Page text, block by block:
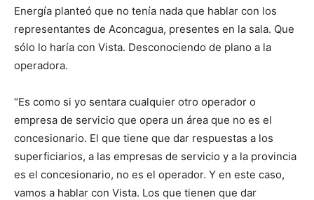
Energía planteó que no tenía nada que hablar con los
representantes de Aconcagua, presentes en la sala. Que
sólo lo haría con Vista. Desconociendo de plano a la
operadora.
“Es como si yo sentara cualquier otro operador o
empresa de servicio que opera un área que no es el
concesionario. El que tiene que dar respuestas a los
superficiarios, a las empresas de servicio y a la provincia
es el concesionario, no es el operador. Y en este caso,
vamos a hablar con Vista. Los que tienen que dar